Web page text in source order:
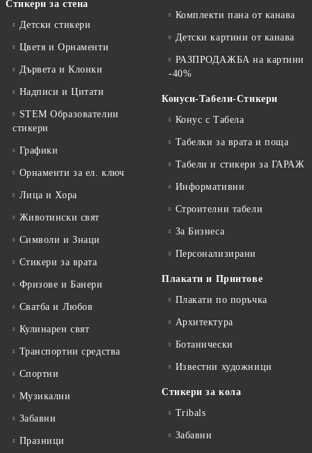
Стикери за стена
Детски стикери
Цветя и Орнаменти
Дървета и Клонки
Надписи и Цитати
STEM Образователни
стикери
Графики
Орнаменти за ел. ключ
Лица и Хора
Животински свят
Символи и Знаци
Стикери за врата
Фризове и Банери
Сватба и Любов
Кулинарен свят
Транспортни средства
Спортни
Музикални
Забавни
Празници
Комплекти пана от канава
Детски картини от канава
РАЗПРОДАЖБА на картини
-40%
Конуси-Табели-Стикери
Конус с Табела
Табелки за врата и поща
Табели и стикери за ГАРАЖ
Информативни
Строителни табели
За Бизнеса
Персонализирани
Плакати и Принтове
Плакати по поръчка
Архитектура
Ботанически
Известни художници
Стикери за кола
Tribals
Забавни